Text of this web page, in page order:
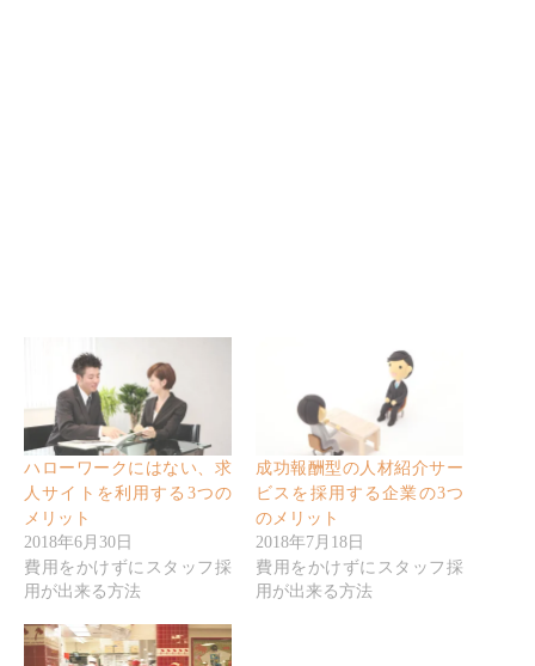
ハローワークにはない、求
人サイトを利用する3つの
メリット
2018年6月30日
費用をかけずにスタッフ採
用が出来る方法
成功報酬型の人材紹介サー
ビスを採用する企業の3つ
のメリット
2018年7月18日
費用をかけずにスタッフ採
用が出来る方法